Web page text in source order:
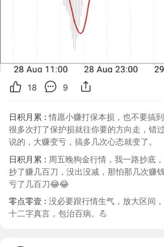
18 9
日积月累 :情愿小赚打保本损，也不要搞
很多次打了保护损就往你要的方向走，错
说的，大赚变亏，搞多几次心态就变了。
日积月累 : 周五晚狗金行情，我一路抄底
抄了赚几百刀，没出没减，那怕那几次赚
亏了几百刀😂😂
零点零壹 : 没必要跟行情生气，放大区间
十二字真言，包治百病。💪